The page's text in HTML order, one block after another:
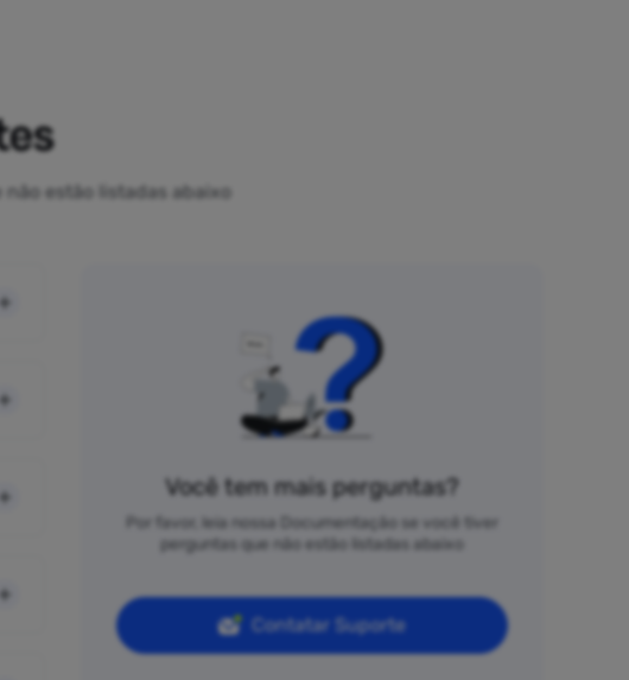
estão listadas abaixo
Você tem mais perguntas?
Por favor, leia nossa Documentação se você tiver
perguntas que não estão listadas abaixo
Contatar Suporte